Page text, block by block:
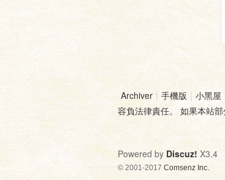
Archiver | 手機版 | 小黑屋
容負法律責任。 如果本站
Powered by Discuz! X3.4
© 2001-2017 Comsenz Inc.